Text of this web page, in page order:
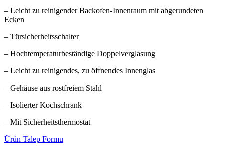
– Leicht zu reinigender Backofen-Innenraum mit abgerundeten
Ecken
– Türsicherheitsschalter
– Hochtemperaturbeständige Doppelverglasung
– Leicht zu reinigendes, zu öffnendes Innenglas
– Gehäuse aus rostfreiem Stahl
– Isolierter Kochschrank
– Mit Sicherheitsthermostat
Ürün Talep Formu